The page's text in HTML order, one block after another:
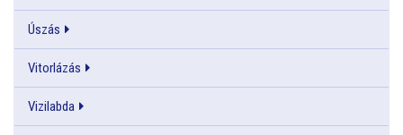
Úszás
Vitorlázás
Vizilabda